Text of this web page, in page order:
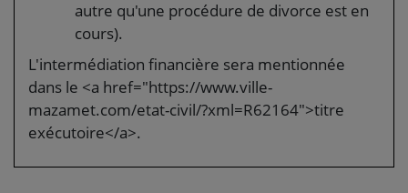
autre qu'une procédure de divorce est en
cours).
L'intermédiation financière sera mentionnée
dans le <a href="https://www.ville-
mazamet.com/etat-civil/?xml=R62164">titre
exécutoire</a>.